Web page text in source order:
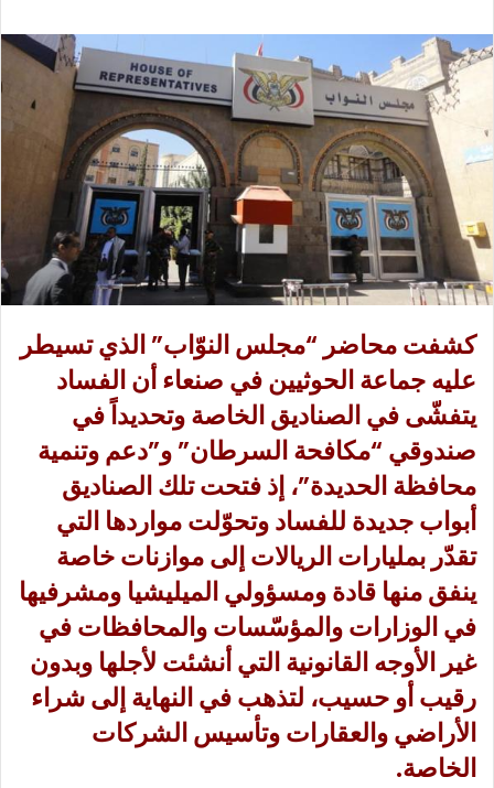
ل
ى
X
ر
ي
د
ا
إ
ل
ك
ت
ر
و
ن
ي
ا
كشفت محاضر “مجلس النوّاب” الذي تسيطر
عليه جماعة الحوثيين في صنعاء أن الفساد
يتفشّى في الصناديق الخاصة وتحديداً في
صندوقي “مكافحة السرطان” و”دعم وتنمية
محافظة الحديدة”، إذ فتحت تلك الصناديق
أبواب جديدة للفساد وتحوّلت مواردها التي
تقدّر بمليارات الريالات إلى موازنات خاصة
ينفق منها قادة ومسؤولي الميليشيا ومشرفيها
في الوزارات والمؤسّسات والمحافظات في
غير الأوجه القانونية التي أنشئت لأجلها وبدون
رقيب أو حسيب، لتذهب في النهاية إلى شراء
الأراضي والعقارات وتأسيس الشركات
الخاصة.